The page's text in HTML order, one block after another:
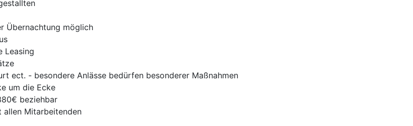
Übernachtung möglich
Leasing
ect. - besondere Anlässe bedürfen besonderer Maßnahmen
um die Ecke
beziehbar
allen Mitarbeitenden